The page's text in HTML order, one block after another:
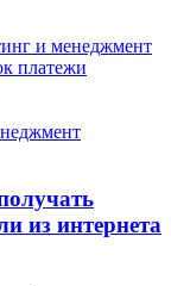
и менеджмент
платежи
из интернета